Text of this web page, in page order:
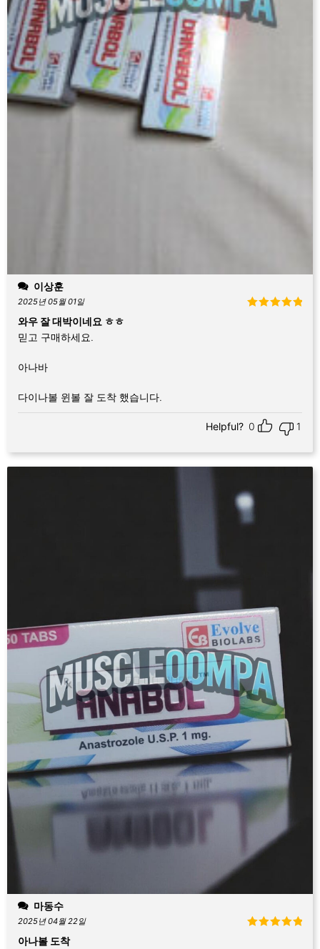
이상훈
2025년 05월 01일
와우 잘 대박이네요 ㅎㅎ
믿고 구매하세요.
아나바
다이나볼 윈볼 잘 도착 했습니다.
Helpful? 0 1
마동수
2025년 04월 22일
아나볼 도착